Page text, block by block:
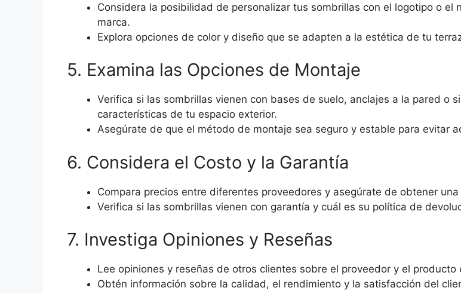
Considera la posibilidad de personalizar tus sombrillas con el logotipo o
marca.
Explora opciones de color y diseño que se adapten a la estética de tu
5. Examina las Opciones de Montaje
Verifica si las sombrillas vienen con bases de suelo, anclajes a la pared o
características de tu espacio exterior.
Asegúrate de que el método de montaje sea seguro y estable para evitar
6. Considera el Costo y la Garantía
Compara precios entre diferentes proveedores y asegúrate de obtener
Verifica si las sombrillas vienen con garantía y cuál es su política de
7. Investiga Opiniones y Reseñas
Lee opiniones y reseñas de otros clientes sobre el proveedor y el
Obtén información sobre la calidad, el rendimiento y la satisfacción del